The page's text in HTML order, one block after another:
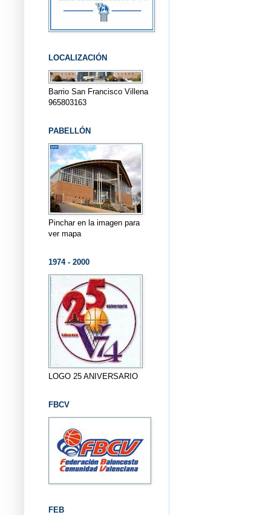
LOCALIZACIÓN
Barrio San Francisco Villena
965803163
PABELLÓN
Pinchar en la imagen para
ver mapa
1974 - 2000
LOGO 25 ANIVERSARIO
FBCV
FEB